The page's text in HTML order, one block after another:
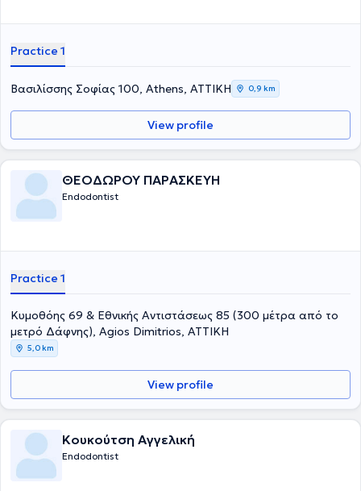
Practice 1
Βασιλίσσης Σοφίας 100, Athens, ΑΤΤΙΚΗ 0,9 km
View profile
ΘΕΟΔΩΡΟΥ ΠΑΡΑΣΚΕΥΗ
Endodontist
Practice 1
Κυμοθόης 69 & Εθνικής Αντιστάσεως 85 (300 μέτρα από το
μετρό Δάφνης), Agios Dimitrios, ΑΤΤΙΚΗ
5,0 km
View profile
Κουκούτση Αγγελική
Endodontist